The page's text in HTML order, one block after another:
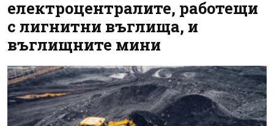
електроцентралите, работещи
с лигнитни въглища, и
въглищните мини